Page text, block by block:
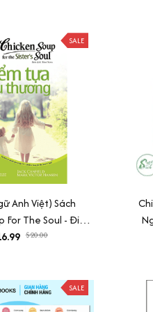
SALE
Anh Việt) Sách
For The Soul - Điểm
Yêu Thương
$20.00
SALE